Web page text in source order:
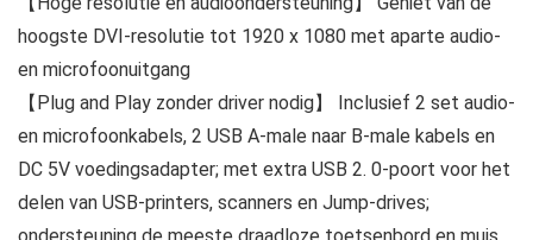
hoogste DVI-resolutie tot 1920 x 1080 met aparte audio-
en microfoonuitgang
【Plug and Play zonder driver nodig】 Inclusief 2 set audio-
en microfoonkabels, 2 USB A-male naar B-male kabels en
DC 5V voedingsadapter; met extra USB 2. 0-poort voor het
delen van USB-printers, scanners en Jump-drives;
ondersteuning de meeste draadloze toetsenbord en muis